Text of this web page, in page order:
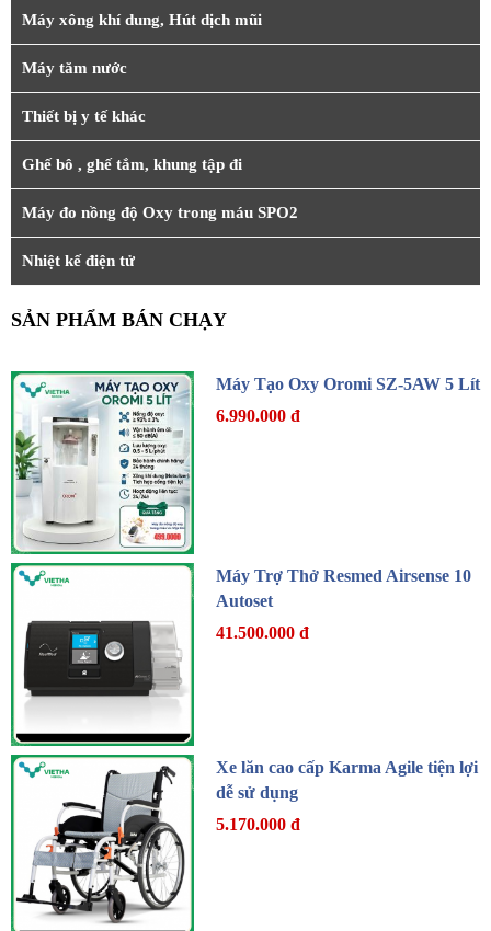
Máy xông khí dung, Hút dịch mũi
Máy tăm nước
Thiết bị y tế khác
Ghế bô , ghế tắm, khung tập đi
Máy đo nồng độ Oxy trong máu SPO2
Nhiệt kế điện tử
SẢN PHẨM BÁN CHẠY
Máy Tạo Oxy Oromi SZ-5AW 5 Lít
6.990.000 đ
Máy Trợ Thở Resmed Airsense 10
Autoset
41.500.000 đ
Xe lăn cao cấp Karma Agile tiện lợi
dễ sử dụng
5.170.000 đ